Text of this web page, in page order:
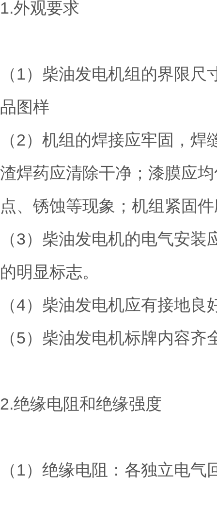
1.外观要求
（1）柴油发电机组的界限
品图样
（2）机组的焊接应牢固，
渣焊药应清除干净；漆膜应
点、锈蚀等现象；机组紧固
（3）柴油发电机的电气安
的明显标志。
（4）柴油发电机应有接地良
（5）柴油发电机标牌内容齐
2.绝缘电阻和绝缘强度
（1）绝缘电阻：各独立电